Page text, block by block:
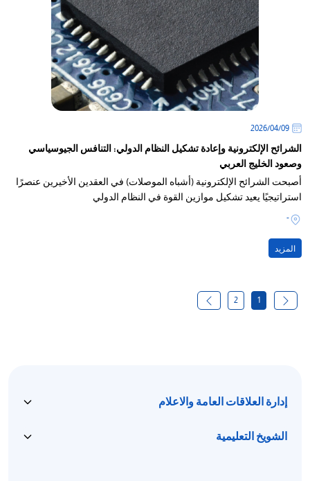
09‏/04‏/2026
الشرائح الإلكترونية وإعادة تشكيل النظام الدولي: التنافس الجيوسياسي
وصعود الخليج العربي
أصبحت الشرائح الإلكترونية (أشباه الموصلات) في العقدين الأخيرين عنصرًا
استراتيجيًا يعيد تشكيل موازين القوة في النظام الدولي
-
المزيد
1
2
إدارة العلاقات العامة والاعلام
الشويخ التعليمية